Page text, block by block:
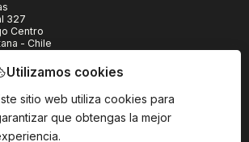
327
Centro
- Chile
Utilizamos cookies
sitio web utiliza cookies para
que obtengas la mejor